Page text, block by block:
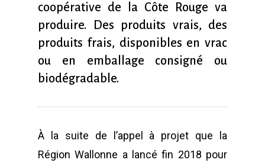
coopérative de la Côte Rouge va
produire. Des produits vrais, des
produits frais, disponibles en vrac
ou en emballage consigné ou
biodégradable.
À la suite de l’appel à projet que la
Région Wallonne a lancé fin 2018 pour